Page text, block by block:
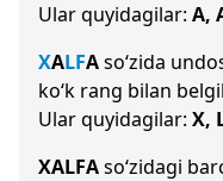
Ular quyidagilar: A,
XALFAso‘zida
ko‘k rang bilan
Ular quyidagilar: X,
XALFAso‘zidagi